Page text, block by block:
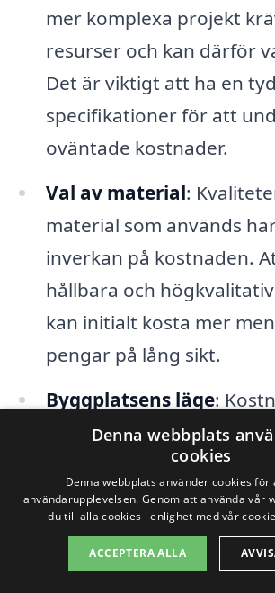
mer komplexa projekt
resurser och kan därför
Det är viktigt att ha en
specifikationer för att
oväntade kostnader.
Val av material:
material som används
inverkan på kostnaden.
hållbara och
kan initialt kosta mer
pengar på lång sikt.
Byggplatsens läge:
transport och logistik kan
beroende på
Nyborgs specifika
olika tillgång till resurser
arbetskraft vilket
Denna webbplats
cookies
Denna webbplats använder cookies
användarupplevelsen. Genom att använda vår
du till alla cookies i enlighet med vår
ACCEPTERA ALLA